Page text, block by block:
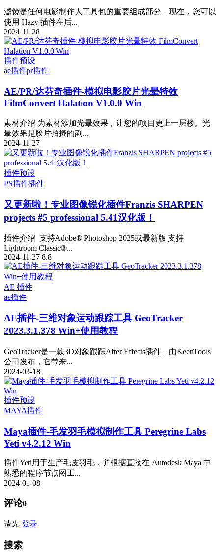
滤镜是任何电影制作人工具包的重要组成部分，现在，您可以
使用 Hazy 插件在后...
2024-11-28
插件预设
ae插件pr插件
AE/PR/达芬奇插件-模拟电影胶片光晕特效
FilmConvert Halation V1.0.0 Win
素材介绍 为素材添加光晕效果，让您的项目更上一层楼。光
晕效果是胶片拍摄的副...
2024-11-27
插件预设
PS插件插件
又更新啦！专业图像锐化插件Franzis SHARPEN
projects #5 professional 5.41汉化版！
插件介绍 支持Adobe® Photoshop 2025或最新版 支持
Lightroom Classic®...
2024-11-27 8.8
AE 插件
ae插件
AE插件-三维对象运动跟踪工具 GeoTracker
2023.3.1.378 Win+使用教程
GeoTracker是一款3D对象跟踪After Effects插件，由KeenTools
公司发布，它带来...
2024-03-18
插件预设
MAYA插件
Maya插件-毛发羽毛模拟制作工具 Peregrine Labs
Yeti v4.2.12 Win
插件Yeti用于生产毛皮羽毛，并根据直接在 Autodesk Maya 中
熟悉的程序节点图工...
2024-01-08
评论0
请先 登录
搜索